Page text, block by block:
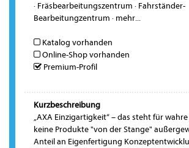
· Fräsbearbeitungszentrum · Fahrständer-
Bearbeitungzentrum · mehr...
Katalog vorhanden
Online-Shop vorhanden
Premium-Profil
Kurzbeschreibung
„AXA Einzigartigkeit“ – das steht für
keine Produkte "von der Stange"
Anteil an Eigenfertigung